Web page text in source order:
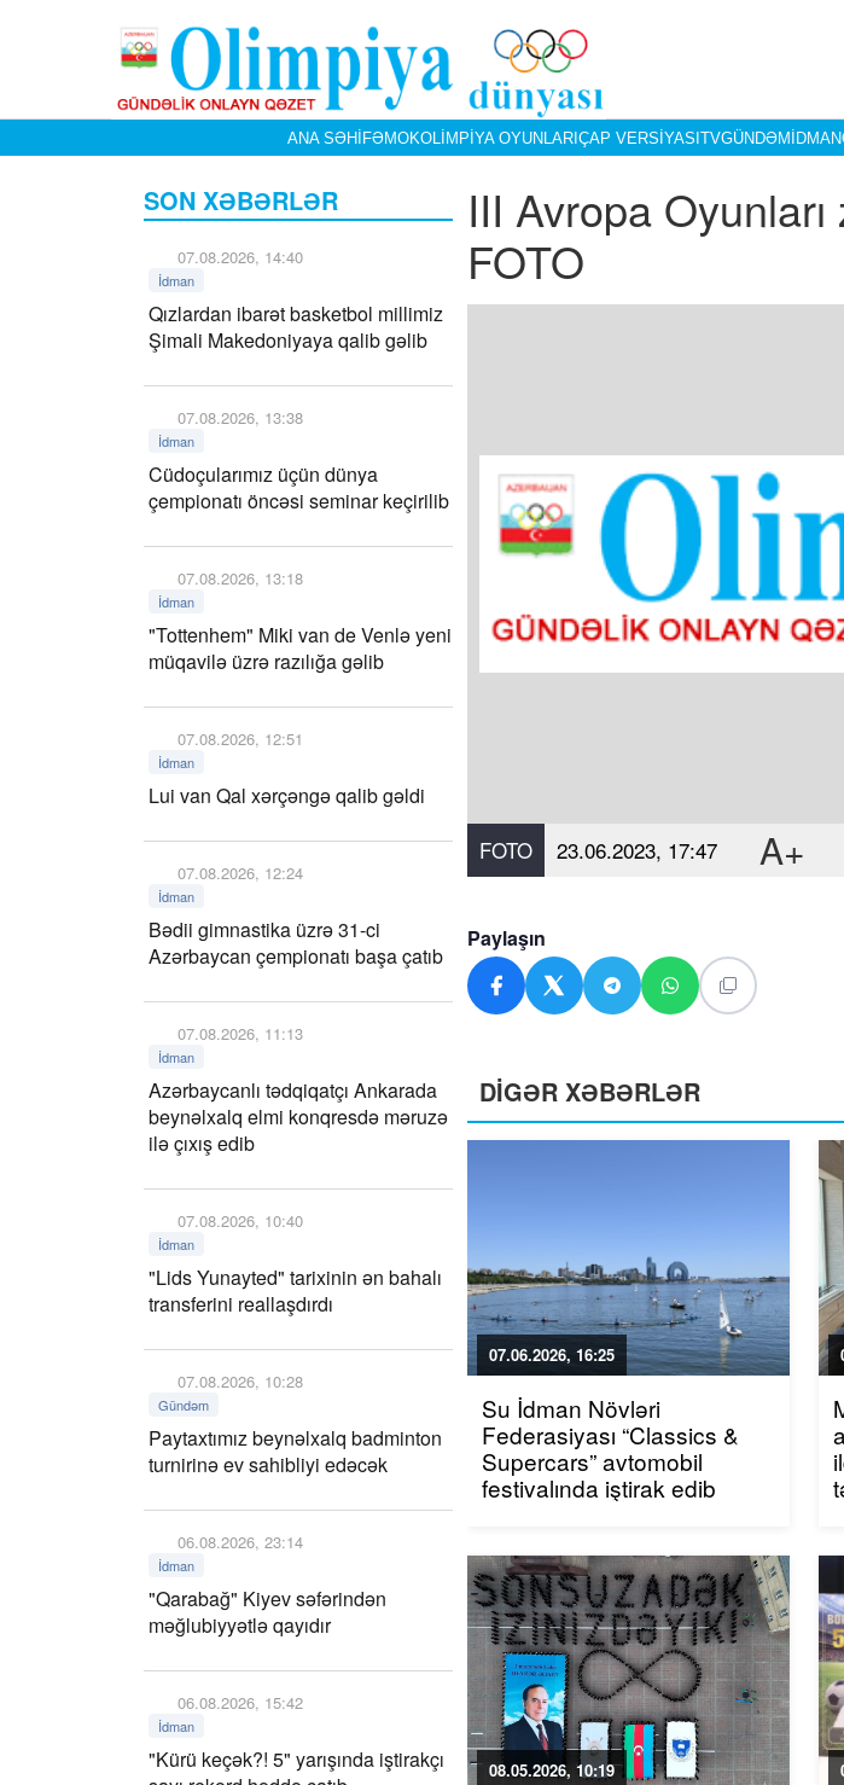
ANA SƏHIFƏMOKOLIMPIYA OYUNLARIÇAP VERSIYASITVGÜNDƏMİDMAN
SON XƏBƏRLƏR
07.08.2026, 14:40
İdman
Qızlardan ibarət basketbol millimiz
Şimali Makedoniyaya qalib gəlib
07.08.2026, 13:38
İdman
Cüdoçularımız üçün dünya
çempionatı öncəsi seminar keçirilib
07.08.2026, 13:18
İdman
"Tottenhem" Miki van de Venlə yeni
müqavilə üzrə razılığa gəlib
07.08.2026, 12:51
İdman
Lui van Qal xərçəngə qalib gəldi
07.08.2026, 12:24
İdman
Bədii gimnastika üzrə 31-ci
Azərbaycan çempionatı başa çatıb
07.08.2026, 11:13
İdman
Azərbaycanlı tədqiqatçı Ankarada
beynəlxalq elmi konqresdə məruzə
ilə çıxış edib
07.08.2026, 10:40
İdman
"Lids Yunayted" tarixinin ən bahalı
transferini reallaşdırdı
07.08.2026, 10:28
Gündəm
Paytaxtımız beynəlxalq badminton
turnirinə ev sahibliyi edəcək
06.08.2026, 23:14
İdman
"Qarabağ" Kiyev səfərindən
məğlubiyyətlə qayıdır
06.08.2026, 15:42
İdman
"Kürü keçək?! 5" yarışında iştirakçı
III Avropa
FOTO
FOTO 23.06.2023, 17:47 A+
Paylaşın
DİGƏR XƏBƏRLƏR
07.06.2026, 16:25
Su İdman Növləri
Federasiyası “Classics &
Supercars” avtomobil
festivalında iştirak edib
08.05.2026, 10:19